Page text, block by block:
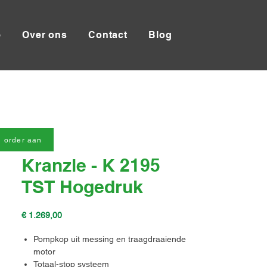
Over ons Contact Blog
Kranzle - K 2195
TST Hogedruk
€ 1.269,00Prijs
Pompkop uit messing en traagdraaiende
motor
Totaal-stop systeem
order aan